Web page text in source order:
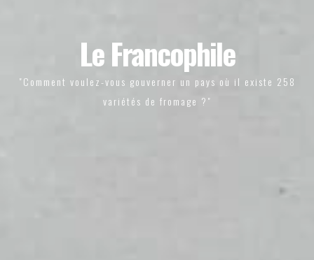
Le Francophile
"Comment voulez-vous gouverner un pays où il existe 258
variétés de fromage ?"